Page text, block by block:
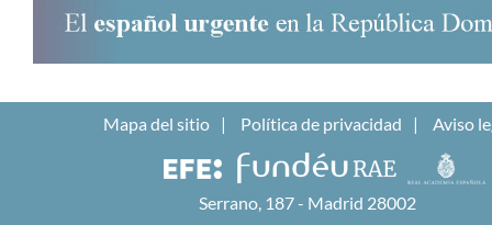
Mapa del sitio Política de privacidad Aviso
Serrano, 187 - Madrid 28002